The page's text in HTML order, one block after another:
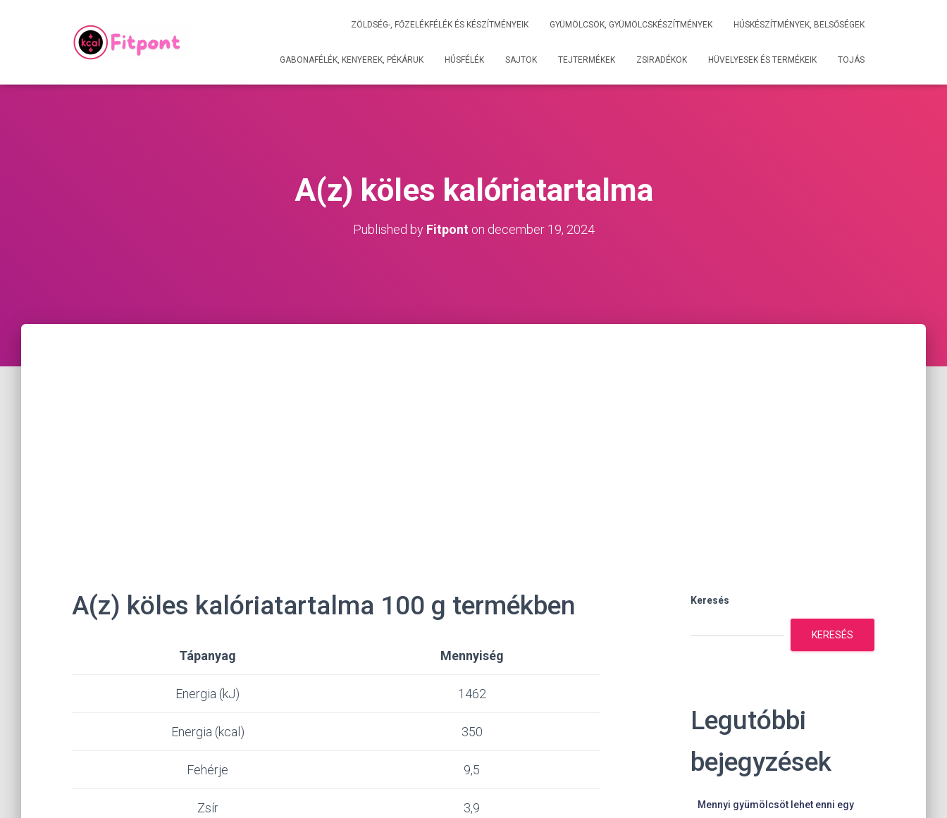
ZÖLDSÉG-, FŐZELÉKFÉLÉK ÉS KÉSZÍTMÉNYEIK GYÜMÖLCSÖK, GYÜMÖLCSKÉSZÍTMÉNYEK HÚSKÉSZÍTMÉNYEK, BELSŐSÉGEK
GABONAFÉLÉK, KENYEREK, PÉKÁRUK HÚSFÉLÉK SAJTOK TEJTERMÉKEK ZSIRADÉKOK HÜVELYESEK ÉS TERMÉKEIK TOJÁS
A(z) köles kalóriatartalma
Published by Fitpont on december 19, 2024
A(z) köles kalóriatartalma 100 g termékben
Tápanyag Mennyiség
Energia (kJ) 1462
Energia (kcal) 350
Fehérje 9,5
Zsír 3,9
Keresés
KERESÉS
Legutóbbi
bejegyzések
Mennyi gyümölcsöt lehet enni egy